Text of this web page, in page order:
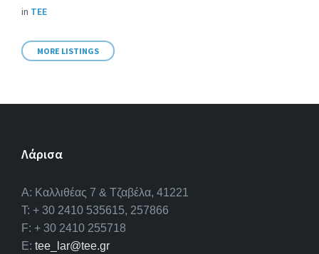
in ΤΕΕ
MORE LISTINGS
Λάρισα
A: Καλλιθέας 7 & Τζαβέλα, 41221
T: + 30 2410 535615, 257866
F: + 30 2410 255718
E: tee_lar@tee.gr